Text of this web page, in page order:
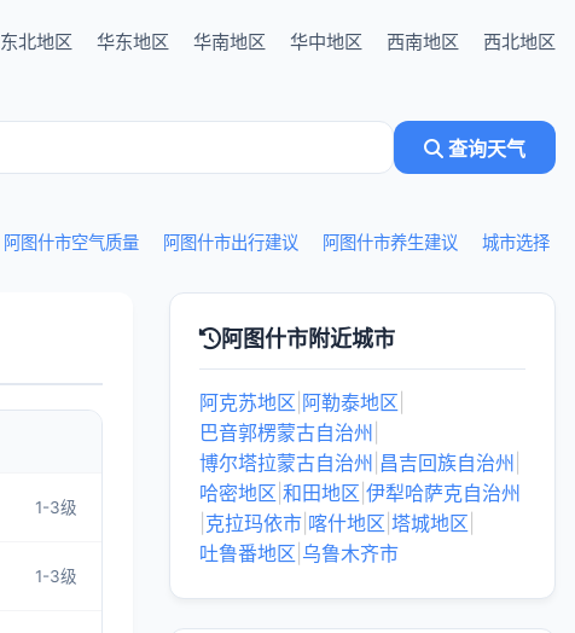
东北地区 华东地区 华南地区 华中地区 西南地区 西北地区
查询天气
阿图什市空气质量 阿图什市出行建议 阿图什市养生建议 城市选择
1-3级
1-3级
阿图什市附近城市
阿克苏地区 阿勒泰地区
巴音郭楞蒙古自治州
博尔塔拉蒙古自治州 昌吉回族自治州
哈密地区 和田地区 伊犁哈萨克自治州
克拉玛依市 喀什地区 塔城地区
吐鲁番地区 乌鲁木齐市